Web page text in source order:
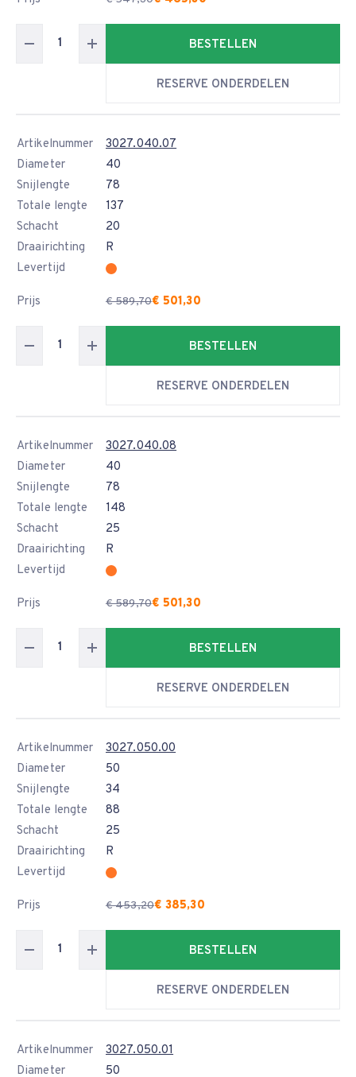
BESTELLEN
RESERVE ONDERDELEN
Artikelnummer
3027.040.07
Diameter
40
Snijlengte
78
Totale lengte
137
Schacht
20
Draairichting
R
Levertijd
Prijs € 589,70€ 501,30
BESTELLEN
RESERVE ONDERDELEN
Artikelnummer
3027.040.08
Diameter
40
Snijlengte
78
Totale lengte
148
Schacht
25
Draairichting
R
Levertijd
Prijs € 589,70€ 501,30
BESTELLEN
RESERVE ONDERDELEN
Artikelnummer
3027.050.00
Diameter
50
Snijlengte
34
Totale lengte
88
Schacht
25
Draairichting
R
Levertijd
Prijs € 453,20€ 385,30
BESTELLEN
RESERVE ONDERDELEN
Artikelnummer
3027.050.01
Diameter
50